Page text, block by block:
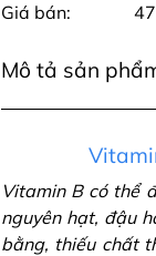
Giá bán:
Mô tả sản
Vitamin B có thể
nguyên hạt, đậu
bằng, thiếu chất